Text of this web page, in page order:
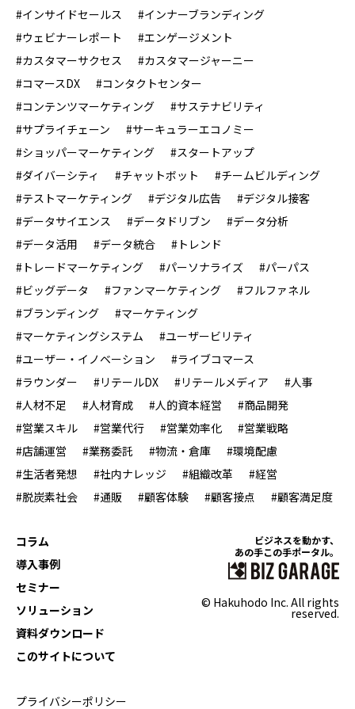
#インサイドセールス
#インナーブランディング
#ウェビナーレポート
#エンゲージメント
#カスタマーサクセス
#カスタマージャーニー
#コマースDX
#コンタクトセンター
#コンテンツマーケティング
#サステナビリティ
#サプライチェーン
#サーキュラーエコノミー
#ショッパーマーケティング
#スタートアップ
#ダイバーシティ
#チャットボット
#チームビルディング
#テストマーケティング
#デジタル広告
#デジタル接客
#データサイエンス
#データドリブン
#データ分析
#データ活用
#データ統合
#トレンド
#トレードマーケティング
#パーソナライズ
#パーパス
#ビッグデータ
#ファンマーケティング
#フルファネル
#ブランディング
#マーケティング
#マーケティングシステム
#ユーザービリティ
#ユーザー・イノベーション
#ライブコマース
#ラウンダー
#リテールDX #リテールメディア
#人事
#人材不足
#人材育成 #人的資本経営
#商品開発
#営業スキル
#営業代行 #営業効率化
#営業戦略
#店舗運営
#業務委託 #物流・倉庫
#環境配慮
#生活者発想
#社内ナレッジ #組織改革
#経営
#脱炭素社会
#通販 #顧客体験 #顧客接点 #顧客満足度
ビジネスを動かす、
あの手この手ポータル。
© Hakuhodo Inc. All rights
reserved.
コラム
導入事例
セミナー
ソリューション
資料ダウンロード
このサイトについて
プライバシーポリシー